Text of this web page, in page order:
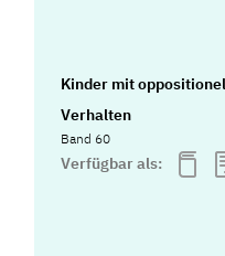
Kinder mit
Verhalten
Band 60
Verfügbar als: